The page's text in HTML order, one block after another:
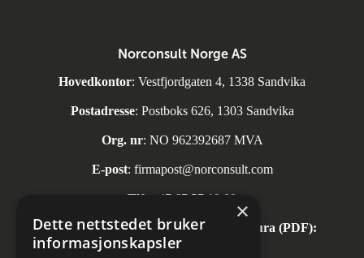
Norconsult Norge AS
Hovedkontor: Vestfjordgaten 4, 1338 Sandvika
Postadresse: Postboks 626, 1303 Sandvika
Org. nr: NO 962392687 MVA
E-post: firmapost@norconsult.com
Tlf: +47 67 57 10 00
Automatisk mottak av inngående faktura (PDF):
invoice.no@norconsult.com
×
Dette nettstedet bruker
informasjonskapsler